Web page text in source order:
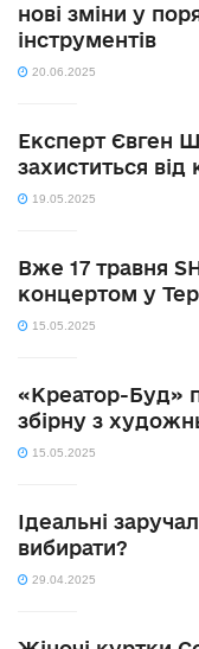
нові зміни у
інструментів
20.06.2025
Експерт Євген
захиститься від
19.05.2025
Вже 17 травня
концертом у
15.05.2025
«Креатор-Буд»
збірну з
15.05.2025
Ідеальні
вибирати?
29.04.2025